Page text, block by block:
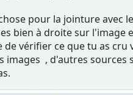
pour la jointure avec
bien à droite sur l'image
de vérifier ce que tu as cru
images , d'autres sources